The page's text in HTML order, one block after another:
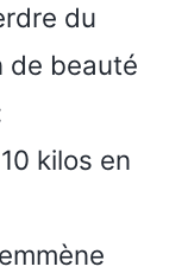
du
de beauté
kilos en